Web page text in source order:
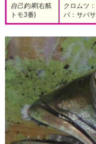
自己釣果(右舷
トモ3番)
クロム
バ：サバ